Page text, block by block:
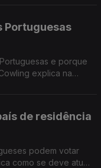
Portuguesas
e porque
explica na
de residência
podem votar
como se deve atuar